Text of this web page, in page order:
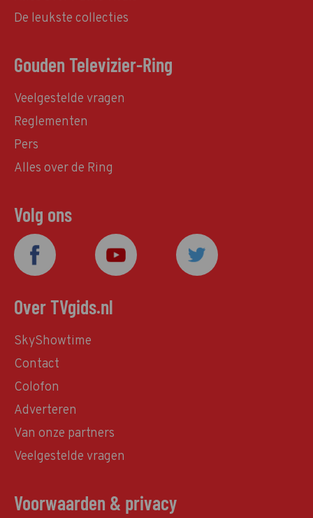
De leukste collecties
Gouden Televizier-Ring
Veelgestelde vragen
Reglementen
Pers
Alles over de Ring
Volg ons
Over TVgids.nl
SkyShowtime
Contact
Colofon
Adverteren
Van onze partners
Veelgestelde vragen
Voorwaarden & privacy